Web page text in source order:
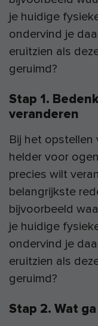
je huidige
ondervind je
eruitzien als
geruimd?
Stap 1.
veranderen
Bij het opstellen
helder voor
precies wilt
belangrijkste
bijvoorbeeld
je huidige
ondervind je
eruitzien als
geruimd?
Stap 2. Wat